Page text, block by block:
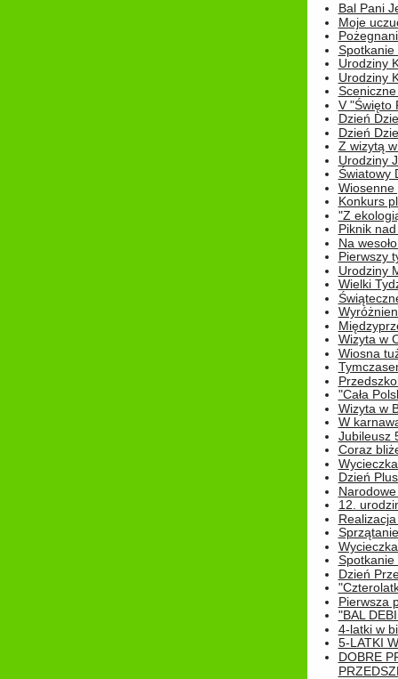
Bal Pani
Moje
Spotkanie
Urodziny
Urodziny
V "Święto
Dzień
Dzień
Z wizytą
Urodziny
Światowy
Wiosenne
Konkurs
"Z
Piknik
Na
Pierwszy
Urodziny
Wielki
Wizyta w
Wiosna
"Cała
Wizyta w
W
Jubileusz
Coraz
Dzień
12.
Spotkanie
Dzień
Pierwsza
"BAL
4-latki w
5-LATKI
DOBRE